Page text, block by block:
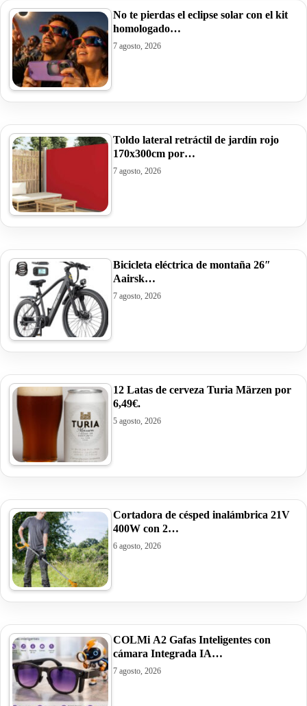
No te pierdas el eclipse solar con el kit
homologado…
7 agosto, 2026
Toldo lateral retráctil de jardín rojo
170x300cm por…
7 agosto, 2026
Bicicleta eléctrica de montaña 26″
Aairsk…
7 agosto, 2026
12 Latas de cerveza Turia Märzen por
6,49€.
5 agosto, 2026
Cortadora de césped inalámbrica 21V
400W con 2…
6 agosto, 2026
COLMi A2 Gafas Inteligentes con
cámara Integrada IA…
7 agosto, 2026